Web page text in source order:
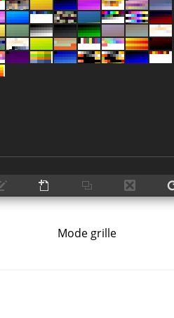
Mode grille